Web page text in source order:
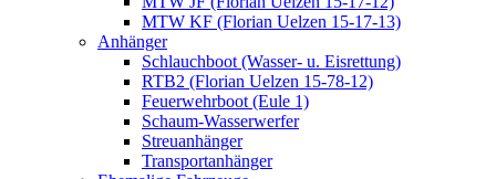
MTW KF (Florian Uelzen 15-17-13)
Anhänger
Schlauchboot (Wasser- u. Eisrettung)
RTB2 (Florian Uelzen 15-78-12)
Feuerwehrboot (Eule 1)
Schaum-Wasserwerfer
Streuanhänger
Transportanhänger